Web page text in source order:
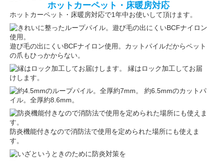
ホットカーペット・床暖房対応
ホットカーペット・床暖房対応で1年中お使いして頂けます。
遊び毛の出にくいBCFナイロン使用。カットパイルだからペット
の爪もひっかからない。
縁はロック加工してお届
けします。
約6.5mmのカットパ
イル。全厚約8.6mm。
防炎機能付きなので消防法で使用を定められた場所にも使えま
す。